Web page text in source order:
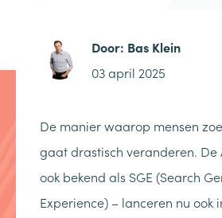
Door: Bas Klein
03 april 2025
De manier waarop mensen
gaat drastisch veranderen. De
ook bekend als SGE (Search
Experience) – lanceren nu ook